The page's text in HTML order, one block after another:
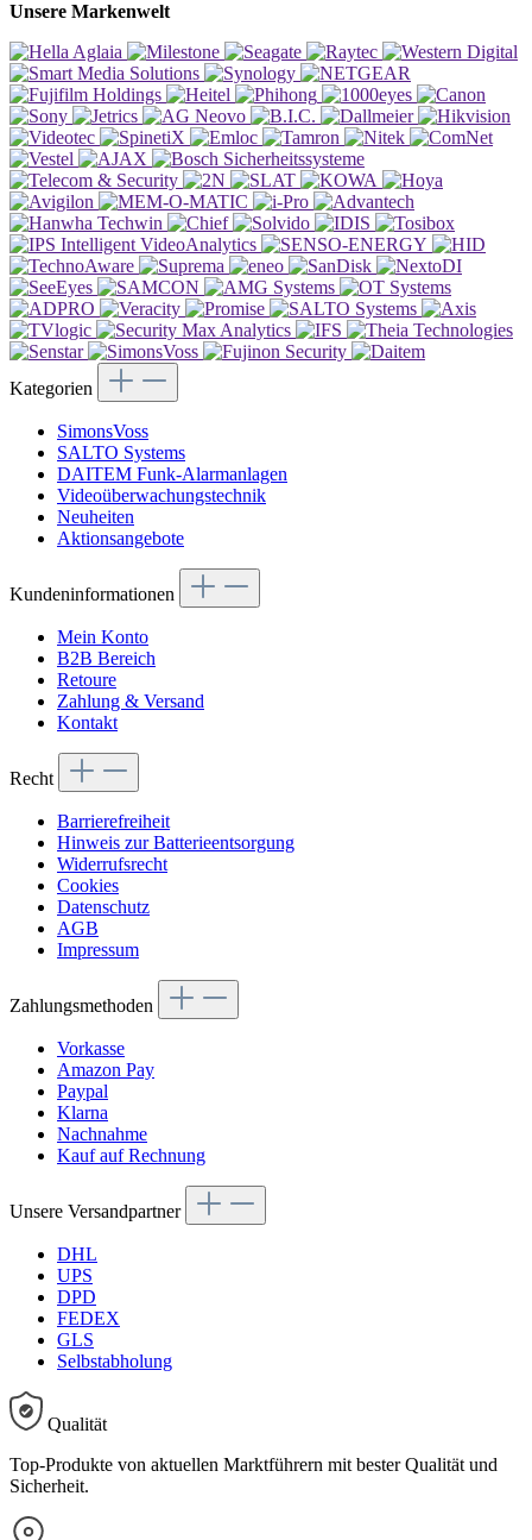
Unsere Markenwelt
Kategorien
SimonsVoss
SALTO Systems
DAITEM Funk-Alarmanlagen
Videoüberwachungstechnik
Neuheiten
Aktionsangebote
Kundeninformationen
Mein Konto
B2B Bereich
Retoure
Zahlung & Versand
Kontakt
Recht
Barrierefreiheit
Hinweis zur Batterieentsorgung
Widerrufsrecht
Cookies
Datenschutz
AGB
Impressum
Zahlungsmethoden
Vorkasse
Amazon Pay
Paypal
Klarna
Nachnahme
Kauf auf Rechnung
Unsere Versandpartner
DHL
UPS
DPD
FEDEX
GLS
Selbstabholung
Qualität
Top-Produkte von aktuellen Marktführern mit bester Qualität und
Sicherheit.